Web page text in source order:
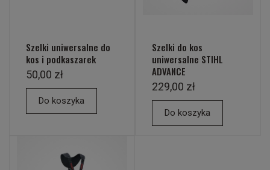
Szelki uniwersalne do
kos i podkaszarek
50,00 zł
Do koszyka
Szelki do kos
uniwersalne STIHL
ADVANCE
229,00 zł
Do koszyka